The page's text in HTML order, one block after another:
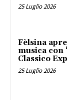
25 Luglio 2026
Fèlsina
musica con
Classico
25 Luglio 2026